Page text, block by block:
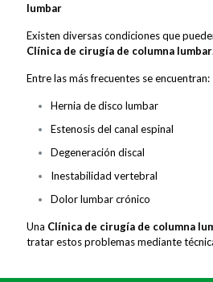
lumbar
Existen diversas condiciones que
Clínica de cirugía de columna lumbar.
Entre las más frecuentes se encuentran:
Hernia de disco lumbar
Estenosis del canal espinal
Degeneración discal
Inestabilidad vertebral
Dolor lumbar crónico
Una Clínica de cirugía de columna
tratar estos problemas mediante